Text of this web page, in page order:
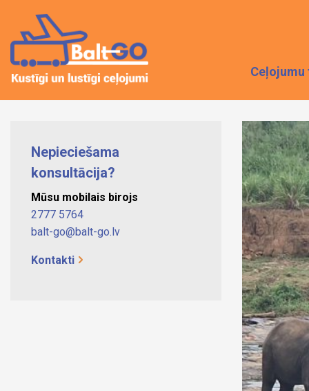
Ceļojumu
Nepieciešama
konsultācija?
Mūsu mobilais birojs
2777 5764
balt-go@balt-go.lv
Kontakti